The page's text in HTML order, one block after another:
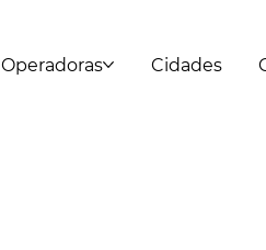
Operadoras Cidades